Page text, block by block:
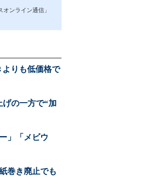
ンライン通信」
りも低価格で
の一方で“加
」「メビウ
巻き廃止でも